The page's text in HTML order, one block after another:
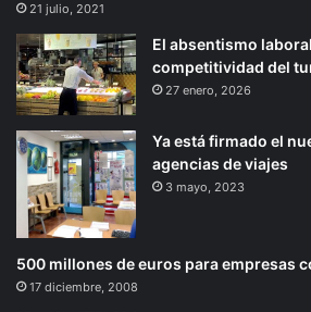
21 julio, 2021
El absentismo
competitividad del
27 enero, 2026
Ya está firmado el
agencias de viajes
3 mayo, 2023
500 millones de euros para empresas
17 diciembre, 2008